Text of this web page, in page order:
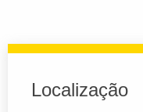
Localização